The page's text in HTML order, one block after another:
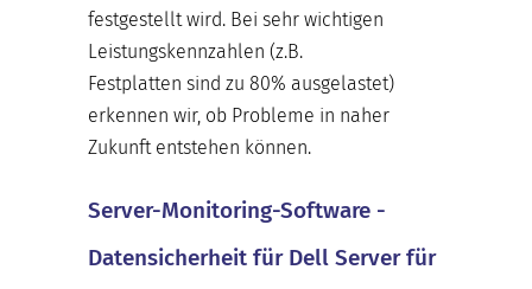
festgestellt wird. Bei sehr wichtigen
Leistungskennzahlen (z.B.
Festplatten sind zu 80% ausgelastet)
erkennen wir, ob Probleme in naher
Zukunft entstehen können.
Server-Monitoring-Software -
Datensicherheit für Dell Server für